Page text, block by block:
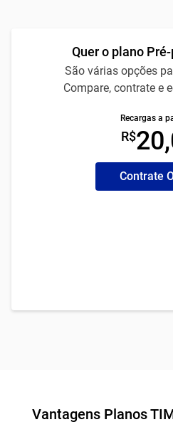
Quer o plano
São várias opções
Compare, contrate e
Recargas a
R$
Contrate
Vantagens Planos